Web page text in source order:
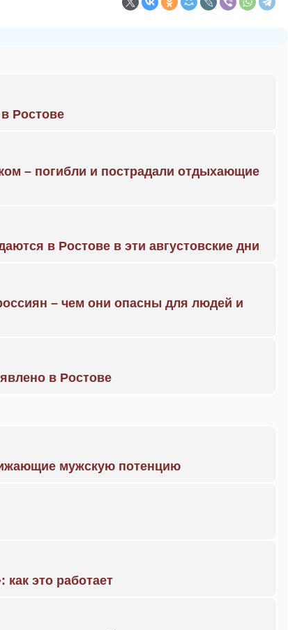
Ростове
– погибли и пострадали отдыхающие
в Ростове в эти августовские дни
– чем они опасны для людей и
в Ростове
мужскую потенцию
это работает